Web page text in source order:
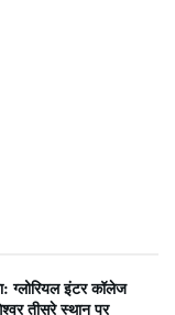
ग्लोरियल इंटर कॉलेज
तीसरे स्थान पर